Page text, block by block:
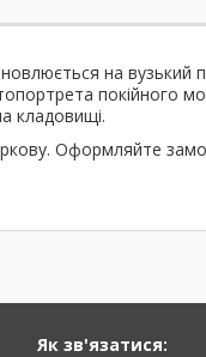
на
покійного
кладовищі.
Оформляйте
Як зв'язатися: